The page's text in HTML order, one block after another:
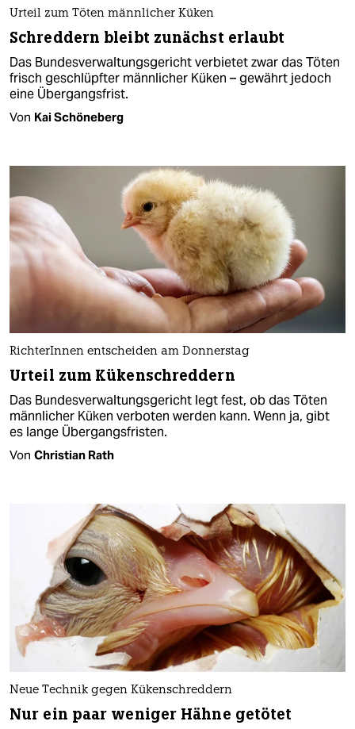
Urteil zum Töten männlicher Küken
Schreddern bleibt zunächst erlaubt
Das Bundesverwaltungsgericht verbietet zwar das Töten
frisch geschlüpfter männlicher Küken – gewährt jedoch
eine Übergangsfrist.
Von Kai Schöneberg
RichterInnen entscheiden am Donnerstag
Urteil zum Kükenschreddern
Das Bundesverwaltungsgericht legt fest, ob das Töten
männlicher Küken verboten werden kann. Wenn ja, gibt
es lange Übergangsfristen.
Von Christian Rath
Neue Technik gegen Kükenschreddern
Nur ein paar weniger Hähne getötet